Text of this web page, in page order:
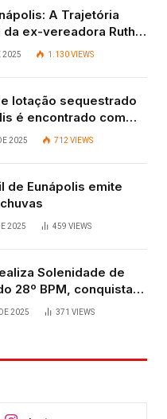
A Trajetória
da ex-vereadora Ruth
2025 1.130VIEWS
lotação sequestrado
é encontrado com
dias.
2025 712VIEWS
de Eunápolis emite
2025 459 VIEWS
Solenidade de
28º BPM, conquista
articulação política
2025 371 VIEWS